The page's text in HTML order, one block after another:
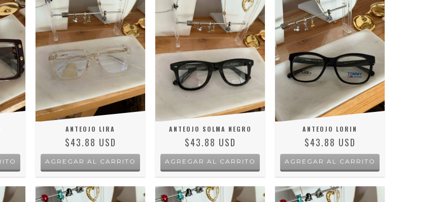
ANTEOJO LIRA
$43.88 USD
ANTEOJO SOLMA NEGRO
$43.88 USD
ANTEOJO LORIN
$43.88 USD